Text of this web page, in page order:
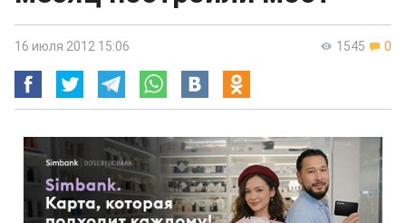
1545 0
16 июля 2012 15:06